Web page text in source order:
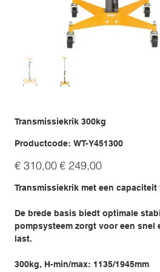
Transmissiekrik 300kg
Productcode: Productcode
WT-
WT-Y451300
Originele
prijs
€ 310,00 Verkoopprijs
€ 249,00
Transmissiekrik met een capaciteit
De brede basis biedt optimale
pompsysteem zorgt voor een snel
last.
300kg, H-min/max: 1135/1945mm